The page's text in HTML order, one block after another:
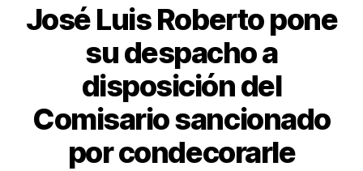
José Luis Roberto pone
su despacho a
disposición del
Comisario sancionado
por condecorarle